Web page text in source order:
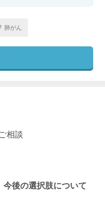
肺がん
相談
後の選択肢について